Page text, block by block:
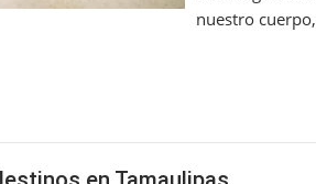
nuestro